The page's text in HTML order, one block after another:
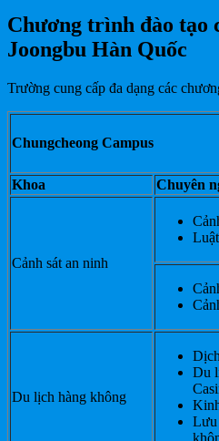
Chương trình đào tạo
Joongbu Hàn Quốc
Trường cung cấp đa dạng các
Chungcheong Campus
Khoa Chuyên
Cảnh sát an ninh
Du lịch hàng không
Du
Lưu